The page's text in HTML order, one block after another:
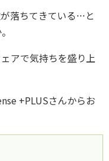
落ちてきている…と
アで気持ちを盛り上
+PLUSさんからお